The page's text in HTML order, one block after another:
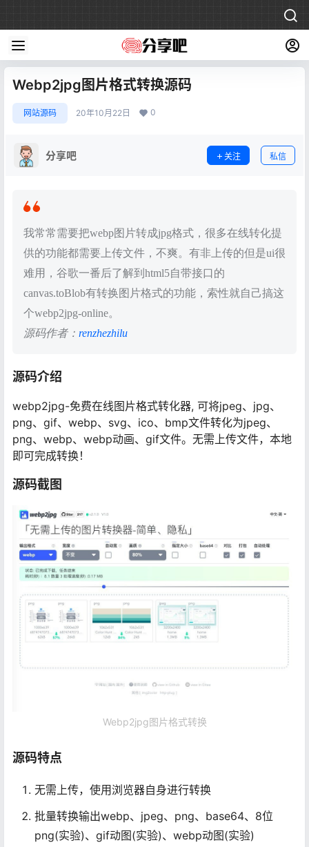
Webp2jpg图片格式转换源码
网站源码 20年10月22日 0
分享吧 关注 私信
我常常需要把webp图片转成jpg格式，很多在线转化提
供的功能都需要上传文件，不爽。有非上传的但是ui很
难用，谷歌一番后了解到html5自带接口的
canvas.toBlob有转换图片格式的功能，索性就自己搞这
个webp2jpg-online。
源码作者： renzhezhilu
源码介绍
webp2jpg-免费在线图片格式转化器, 可将jpeg、jpg、
png、gif、webp、svg、ico、bmp文件转化为jpeg、
png、webp、webp动画、gif文件。无需上传文件，本地
即可完成转换！
源码截图
Webp2jpg图片格式转换
源码特点
无需上传，使用浏览器自身进行转换
批量转换输出webp、jpeg、png、base64、8位
png(实验)、gif动图(实验)、webp动图(实验)